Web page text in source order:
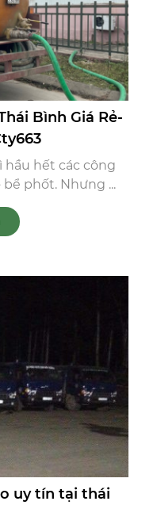
Bình Giá Rẻ-
hầu hết các công
phốt. Nhưng ...
uy tín tại thái